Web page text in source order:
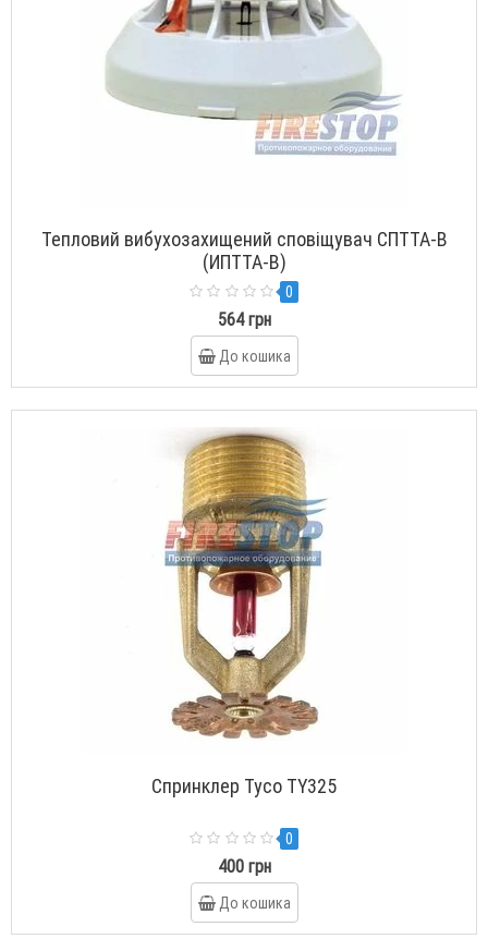
Тепловий вибухозахищений сповіщувач СПТТА-В
(ИПТТА-В)
0
564 грн
До кошика
Спринклер Tyco TY325
0
400 грн
До кошика